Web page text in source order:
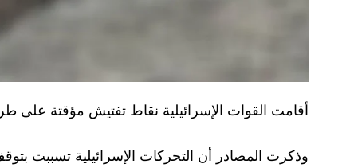
أقامت القوات الإسرائيلية نقاط تفتيش مؤقتة على
وذكرت المصادر أن التحركات الإسرائيلية تسببت